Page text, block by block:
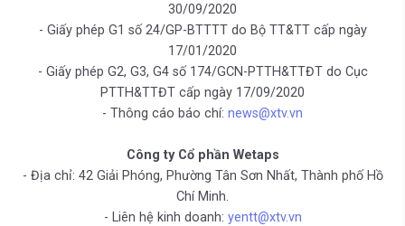
30/09/2020
- Giấy phép G1 số 24/GP-BTTTT do Bộ TT&TT cấp ngày
17/01/2020
- Giấy phép G2, G3, G4 số 174/GCN-PTTH&TTĐT do Cục
PTTH&TTĐT cấp ngày 17/09/2020
- Thông cáo báo chí: news@xtv.vn
Công ty Cổ phần Wetaps
- Địa chỉ: 42 Giải Phóng, Phường Tân Sơn Nhất, Thành phố Hồ
Chí Minh.
- Liên hệ kinh doanh: yentt@xtv.vn